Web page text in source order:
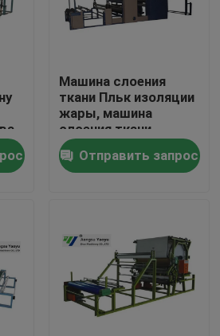
умирает автомат для резки
Машина слоения
ткани Пльк изоляции
жары, машина
слоения ткани
Отправить запрос